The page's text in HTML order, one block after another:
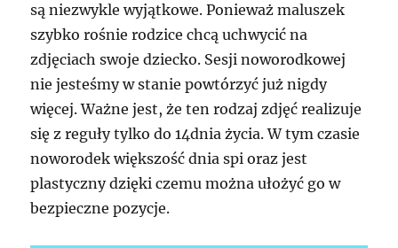
są niezwykle wyjątkowe. Ponieważ maluszek
szybko rośnie rodzice chcą uchwycić na
zdjęciach swoje dziecko. Sesji noworodkowej
nie jesteśmy w stanie powtórzyć już nigdy
więcej. Ważne jest, że ten rodzaj zdjęć realizuje
się z reguły tylko do 14dnia życia. W tym czasie
noworodek większość dnia spi oraz jest
plastyczny dzięki czemu można ułożyć go w
bezpieczne pozycje.